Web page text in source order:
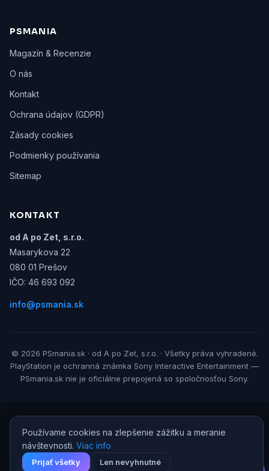
Používame cookies na zlepšenie zážitku a meranie
návštevnosti. Viac info
Prijať všetky Len nevyhnutné
PSMANIA
Magazín & Recenzie
O nás
Kontakt
Ochrana údajov (GDPR)
Zásady cookies
Podmienky používania
Sitemap
KONTAKT
od A po Zet, s.r.o.
Masarykova 22
080 01 Prešov
IČO: 46 693 092
info@psmania.sk
© 2026 PSmania.sk · od A po Zet, s.r.o. · Všetky práva vyhradené.
PlayStation je ochranná známka Sony Interactive Entertainment —
PSmania.sk nie je oficiálne prepojená so spoločnosťou Sony.